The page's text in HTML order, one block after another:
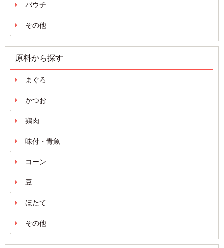
パウチ
その他
原料から探す
まぐろ
かつお
鶏肉
味付・青魚
コーン
豆
ほたて
その他